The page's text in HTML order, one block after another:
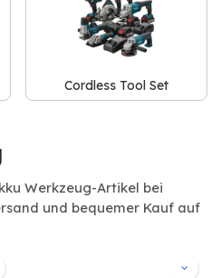
Cordless Tool Set
Werkzeug-Artikel bei
und bequemer Kauf auf